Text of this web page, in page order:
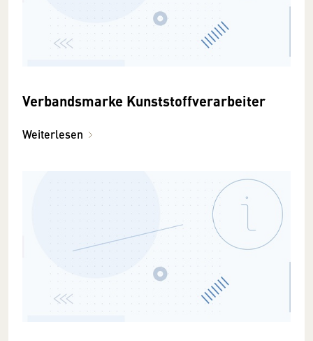
Verbandsmarke Kunststoffverarbeiter
Weiterlesen